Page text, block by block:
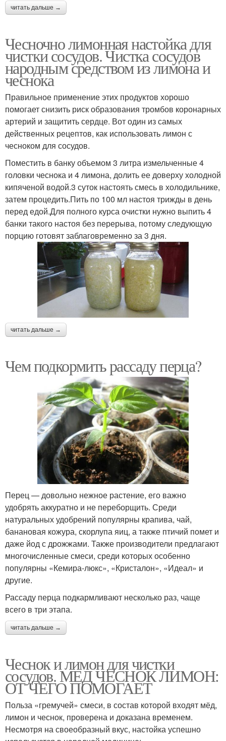
читать дальше →
Чесночно лимонная настойка для
чистки сосудов. Чистка сосудов
народным средством из лимона и
чеснока
Правильное применение этих продуктов хорошо
помогает снизить риск образования тромбов коронарных
артерий и защитить сердце. Вот один из самых
действенных рецептов, как использовать лимон с
чесноком для сосудов.
Поместить в банку объемом 3 литра измельченные 4
головки чеснока и 4 лимона, долить ее доверху холодной
кипяченой водой.3 суток настоять смесь в холодильнике,
затем процедить.Пить по 100 мл настоя трижды в день
перед едой.Для полного курса очистки нужно выпить 4
банки такого настоя без перерыва, потому следующую
порцию готовят заблаговременно за 3 дня.
читать дальше →
Чем подкормить рассаду перца?
Перец — довольно нежное растение, его важно
удобрять аккуратно и не переборщить. Среди
натуральных удобрений популярны крапива, чай,
банановая кожура, скорлупа яиц, а также птичий помет и
даже йод с дрожжами. Также производители предлагают
многочисленные смеси, среди которых особенно
популярны «Кемира-люкс», «Кристалон», «Идеал» и
другие.
Рассаду перца подкармливают несколько раз, чаще
всего в три этапа.
читать дальше →
Чеснок и лимон для чистки
сосудов. МЕД ЧЕСНОК ЛИМОН:
ОТ ЧЕГО ПОМОГАЕТ
Польза «гремучей» смеси, в состав которой входят мёд,
лимон и чеснок, проверена и доказана временем.
Несмотря на своеобразный вкус, настойка успешно